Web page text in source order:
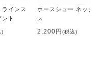
インス
ント
)
ホースシュー ネックレ
ス
2,200円(税込)